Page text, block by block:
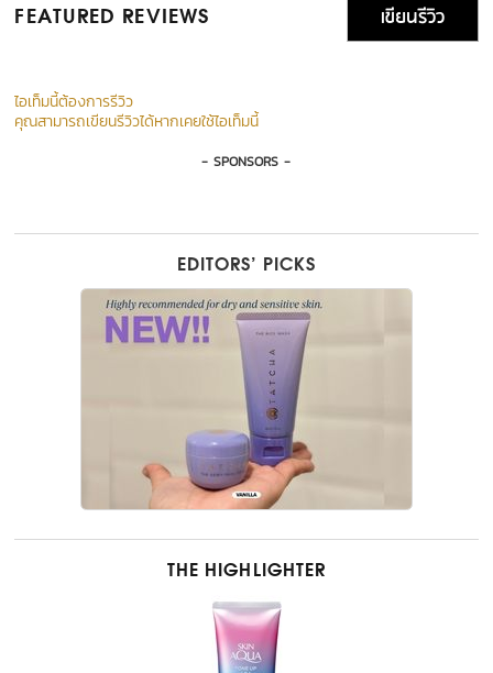
FEATURED REVIEWS เขียนรีวิว
ไอเท็มนี้ต้องการรีวิว
คุณสามารถเขียนรีวิวได้หากเคยใช้ไอเท็มนี้
- SPONSORS -
EDITORS’ PICKS
THE HIGHLIGHTER